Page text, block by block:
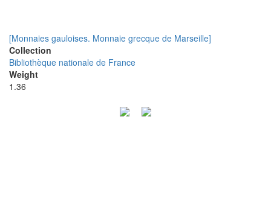
[Monnaies gauloises. Monnaie grecque de Marseille]
Collection
Bibliothèque nationale de France
Weight
1.36